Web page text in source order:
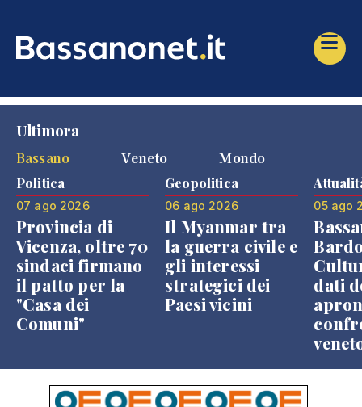
Ultimora
Bassano
Veneto Mondo
Politica
07 ago 2026
Provincia di
Vicenza, oltre 70
sindaci firmano
il patto per la
"Casa dei
Comuni"
Geopolitica
06 ago 2026
Il Myanmar tra
la guerra civile e
gli interessi
strategici dei
Paesi vicini
05 ago
dati